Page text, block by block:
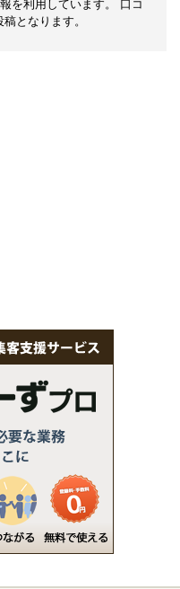
を利用しています。 口コ
となります。